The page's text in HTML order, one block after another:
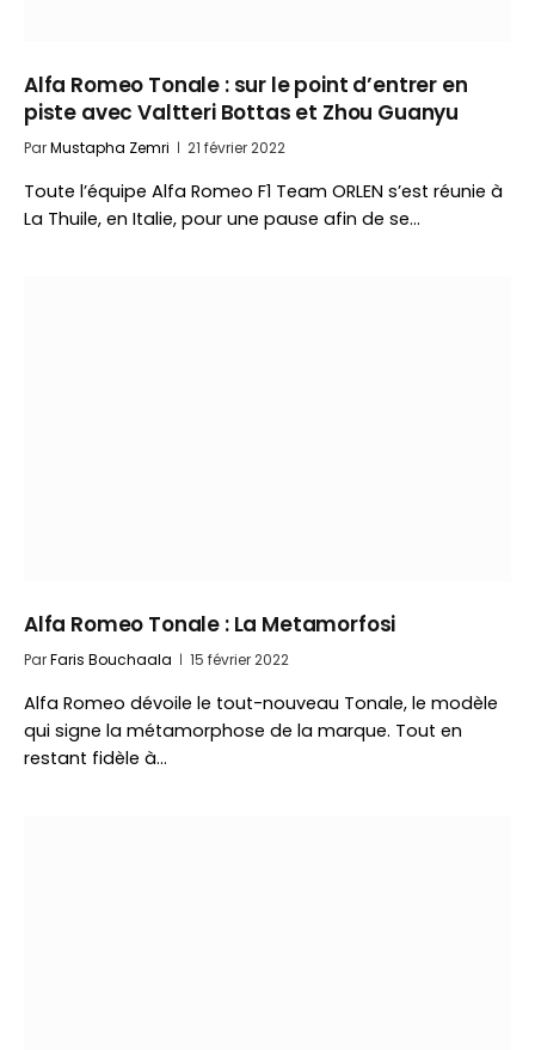
Alfa Romeo Tonale : sur le point d’entrer en
piste avec Valtteri Bottas et Zhou Guanyu
ParMustapha Zemri 21 février 2022
Toute l’équipe Alfa Romeo F1 Team ORLEN s’est réunie à
La Thuile, en Italie, pour une pause afin de se…
Alfa Romeo Tonale : La Metamorfosi
ParFaris Bouchaala 15 février 2022
Alfa Romeo dévoile le tout-nouveau Tonale, le modèle
qui signe la métamorphose de la marque. Tout en
restant fidèle à…